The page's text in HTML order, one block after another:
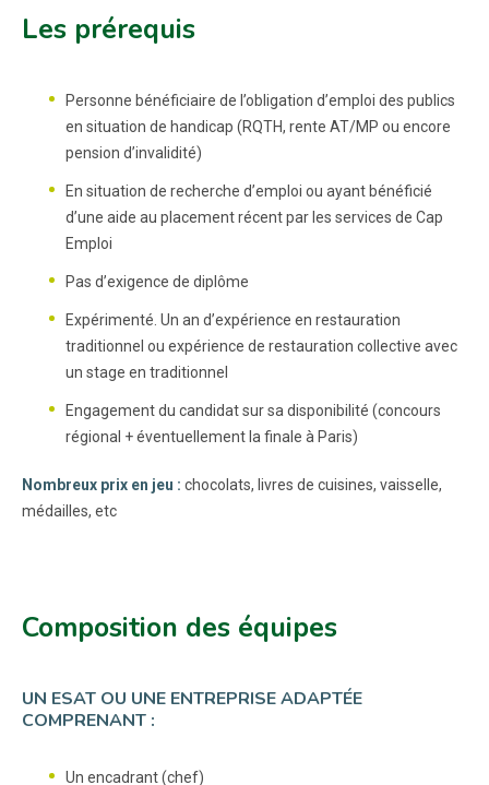
Les prérequis
Personne bénéficiaire de l’obligation d’emploi des publics
en situation de handicap (RQTH, rente AT/MP ou encore
pension d’invalidité)
En situation de recherche d’emploi ou ayant bénéficié
d’une aide au placement récent par les services de Cap
Emploi
Pas d’exigence de diplôme
Expérimenté. Un an d’expérience en restauration
traditionnel ou expérience de restauration collective avec
un stage en traditionnel
Engagement du candidat sur sa disponibilité (concours
régional + éventuellement la finale à Paris)
Nombreux prix en jeu : chocolats, livres de cuisines, vaisselle,
médailles, etc
Composition des équipes
UN ESAT OU UNE ENTREPRISE ADAPTÉE
COMPRENANT :
Un encadrant (chef)